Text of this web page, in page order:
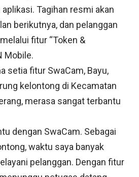
Tagihan resmi akan
berikutnya, dan pelanggan
fitur “Token &
Mobile.
setia fitur SwaCam, Bayu,
kelontong di Kecamatan
merasa sangat terbantu
dengan SwaCam. Sebagai
waktu saya banyak
pelanggan. Dengan fitur